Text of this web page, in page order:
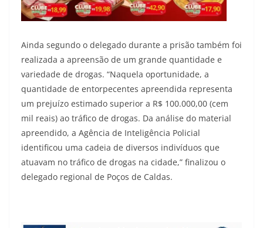
Ainda segundo o delegado durante a prisão também foi
realizada a apreensão de um grande quantidade e
variedade de drogas. “Naquela oportunidade, a
quantidade de entorpecentes apreendida representa
um prejuízo estimado superior a R$ 100.000,00 (cem
mil reais) ao tráfico de drogas. Da análise do material
apreendido, a Agência de Inteligência Policial
identificou uma cadeia de diversos indivíduos que
atuavam no tráfico de drogas na cidade,” finalizou o
delegado regional de Poços de Caldas.